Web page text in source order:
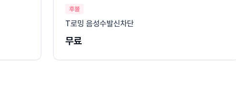
후불
T로밍 음성수발신차단
무료